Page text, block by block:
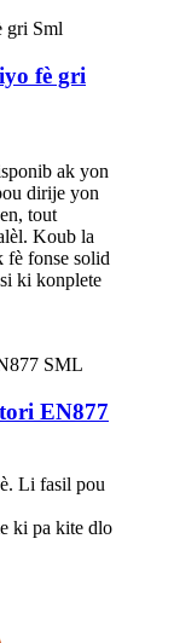
fè gri
ak yon
dirije yon
tout
Koub la
fè fonse solid
ki konplete
EN877
Li fasil pou
ki pa kite dlo